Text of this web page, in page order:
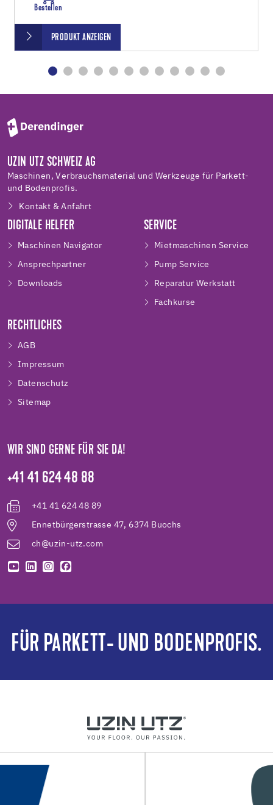
Bestellen
PRODUKT ANZEIGEN
UZIN UTZ SCHWEIZ AG
Maschinen, Verbrauchsmaterial und Werkzeuge für Parkett-
und Bodenprofis.
Kontakt & Anfahrt
DIGITALE HELFER
Maschinen Navigator
Ansprechpartner
Downloads
SERVICE
Mietmaschinen Service
Pump Service
Reparatur Werkstatt
Fachkurse
RECHTLICHES
AGB
Impressum
Datenschutz
Sitemap
WIR SIND GERNE FÜR SIE DA!
+41 41 624 48 88
+41 41 624 48 89
Ennetbürgerstrasse 47, 6374 Buochs
ch@uzin-utz.com
FÜR PARKETT- UND BODENPROFIS.